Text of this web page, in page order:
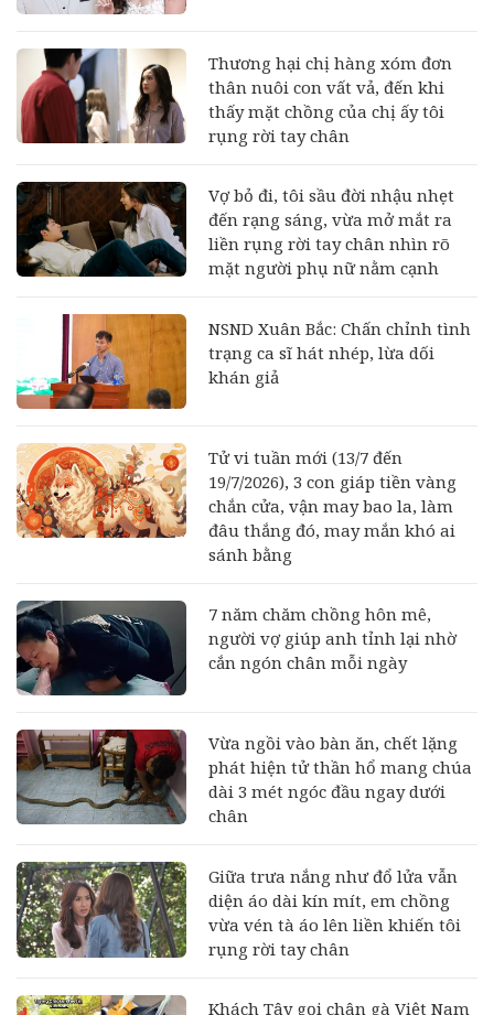
Thương hại chị hàng xóm đơn
thân nuôi con vất vả, đến khi
thấy mặt chồng của chị ấy tôi
rụng rời tay chân
Vợ bỏ đi, tôi sầu đời nhậu nhẹt
đến rạng sáng, vừa mở mắt ra
liền rụng rời tay chân nhìn rõ
mặt người phụ nữ nằm cạnh
NSND Xuân Bắc: Chấn chỉnh tình
trạng ca sĩ hát nhép, lừa dối
khán giả
Tử vi tuần mới (13/7 đến
19/7/2026), 3 con giáp tiền vàng
chắn cửa, vận may bao la, làm
đâu thắng đó, may mắn khó ai
sánh bằng
7 năm chăm chồng hôn mê,
người vợ giúp anh tỉnh lại nhờ
cắn ngón chân mỗi ngày
Vừa ngồi vào bàn ăn, chết lặng
phát hiện tử thần hổ mang chúa
dài 3 mét ngóc đầu ngay dưới
chân
Giữa trưa nắng như đổ lửa vẫn
diện áo dài kín mít, em chồng
vừa vén tà áo lên liền khiến tôi
rụng rời tay chân
Khách Tây gọi chân gà Việt Nam